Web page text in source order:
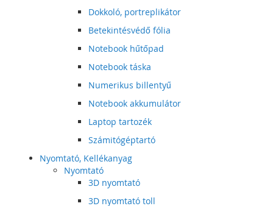
Dokkoló, portreplikátor
Betekintésvédő fólia
Notebook hűtőpad
Notebook táska
Numerikus billentyű
Notebook akkumulátor
Laptop tartozék
Számitógéptartó
Nyomtató, Kellékanyag
Nyomtató
3D nyomtató
3D nyomtató toll